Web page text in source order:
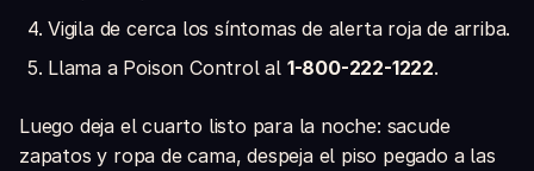
Vigila de cerca los síntomas de alerta roja de arriba.
Llama a Poison Control al 1-800-222-1222.
Luego deja el cuarto listo para la noche: sacude
zapatos y ropa de cama, despeja el piso pegado a las